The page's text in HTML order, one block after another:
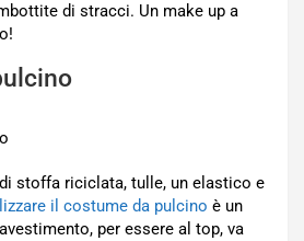
di stracci. Un make up a
stoffa riciclata, tulle, un elastico e
il costume da pulcino è un
per essere al top, va